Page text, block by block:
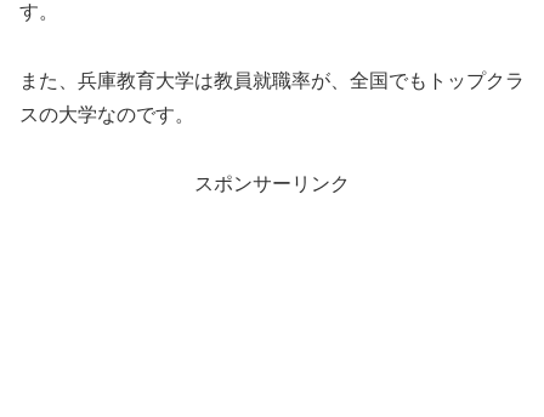
す。
また、兵庫教育大学は教員就職率が、全国でもトップクラ
スの大学なのです。
スポンサーリンク